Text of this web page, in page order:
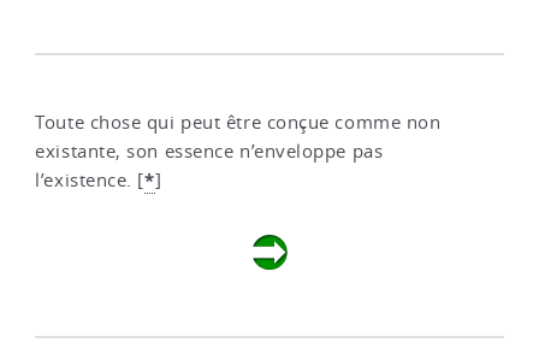
Toute chose qui peut être conçue comme non
existante, son essence n’enveloppe pas
l’existence. [*]